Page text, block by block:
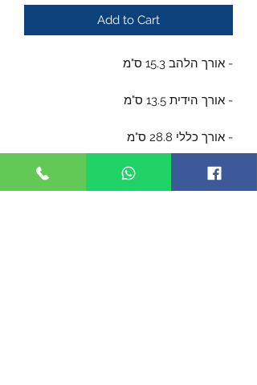
Add to Cart
- אורך הלהב 15.3 ס"מ
- אורך הידית 13.5 ס"מ
- אורך כללי 28.8 ס"מ
שכבות.